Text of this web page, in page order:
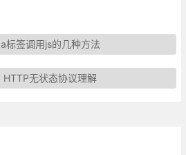
a标签调用js的几种方法
HTTP无状态协议理解